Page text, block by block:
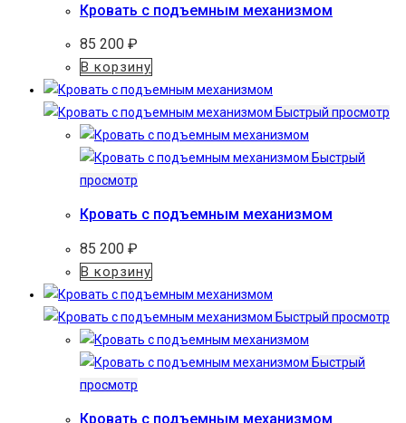
Кровать с подъемным механизмом
85 200 ₽
В корзину
Быстрый просмотр
Быстрый
просмотр
Кровать с подъемным механизмом
85 200 ₽
В корзину
Быстрый просмотр
Быстрый
просмотр
Кровать с подъемным механизмом